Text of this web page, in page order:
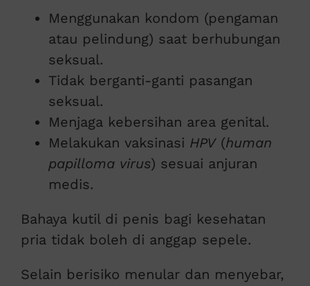
Menggunakan kondom (pengaman
atau pelindung) saat berhubungan
seksual.
Tidak berganti-ganti pasangan
seksual.
Menjaga kebersihan area genital.
Melakukan vaksinasi HPV(human
papilloma virus) sesuai anjuran
medis.
Bahaya kutil di penis bagi kesehatan
pria tidak boleh di anggap sepele.
Selain berisiko menular dan menyebar,